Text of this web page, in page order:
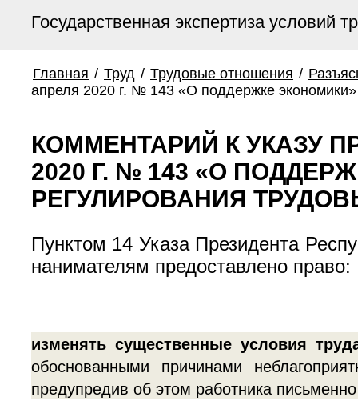
Государственная экспертиза условий
Главная / Труд / Трудовые отношения /
апреля 2020 г. № 143 «О поддержке
КОММЕНТАРИЙ К УКАЗУ
2020 Г. № 143 «О
РЕГУЛИРОВАНИЯ
Пунктом 14 Указа Президента
нанимателям предоставлено право:
изменять существенные условия
обоснованными причинами
предупредив об этом работника